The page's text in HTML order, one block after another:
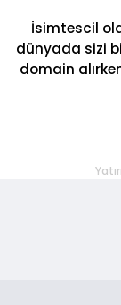
İsimtescil
dünyada sizi
domain